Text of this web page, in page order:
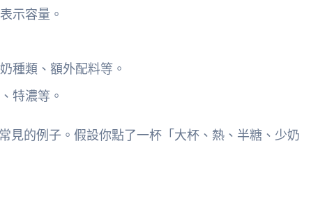
示容量。
種類、額外配料等。
特濃等。
見的例子。假設你點了一杯「大杯、熱、半糖、少奶